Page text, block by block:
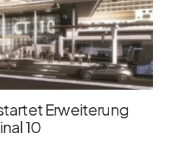
Erweiterung
10